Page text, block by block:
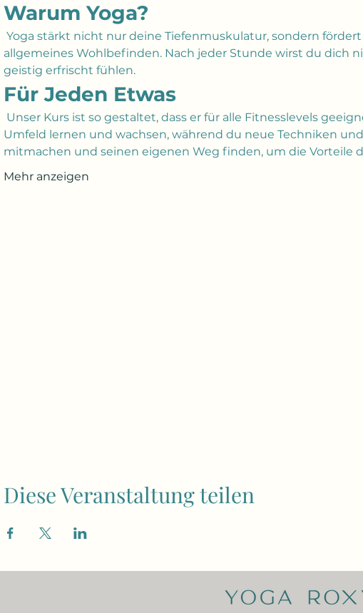
Warum Yoga?
Yoga stärkt nicht nur deine Tiefenmuskulatur, sondern
allgemeines Wohlbefinden. Nach jeder Stunde wirst du dich
geistig erfrischt fühlen.
Für Jeden Etwas
Unser Kurs ist so gestaltet, dass er für alle Fitnesslevels
Umfeld lernen und wachsen, während du neue Techniken
mitmachen und seinen eigenen Weg finden, um die Vorteile
Mehr anzeigen
Diese Veranstaltung teilen